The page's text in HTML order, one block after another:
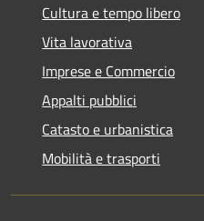
Cultura e tempo libero
Vita lavorativa
Imprese e Commercio
Appalti pubblici
Catasto e urbanistica
Mobilità e trasporti